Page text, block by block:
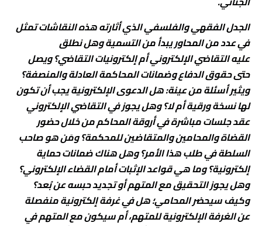
الجدل الفقهي والفلسفي الذي أثارته هذه النقاشات تمثل
في عدد من المحاور يبدأ من التسمية وهل نطلق
عليه التقاضي الإلكتروني أم إلكترونيات التقاضي؟ ويصل
حتى حقوق الدفاع وضمانات المحاكمة العادلة والمنصفة؟
ويثير أسئلة من عينة: هل الدعوى الإلكترونية يجب أن تكون
لها نسخة ورقية أم لا؟ وهل يجوز في التقاضي الإلكتروني
عقد جلسات مباشرة في أروقة المحاكم من خلال حضور
القضاة والمحامين والمتقاضين للمحكمة؟ ومَن هو صاحب
السلطة في طلب هذا الأمر؟ وهل هناك ضمانات حماية
إلكترونية؟ وما هي قواعد الإثبات أمام القضاء الإلكتروني؟
وهل يجوز التحقيق مع المتهم أو تجديد حبسه عن بُعد؟
وكيف سيحضر المحامي؛ هل في غرفة إلكترونية منفصلة
عن الغرفة الإلكترونية للمتهم، أم سيكون مع المتهم في